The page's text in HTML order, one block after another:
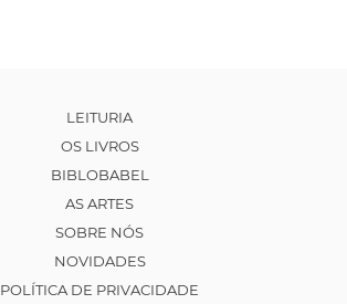
LEITURIA
OS LIVROS
BIBLOBABEL
AS ARTES
SOBRE NÓS
NOVIDADES
POLÍTICA DE PRIVACIDADE